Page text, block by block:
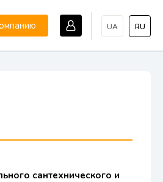
UA RU
сантехнического и